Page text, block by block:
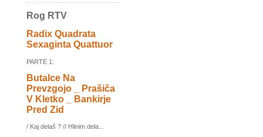
Rog RTV
Radix Quadrata
Sexaginta Quattuor
PARTE 1:
Butalce Na
Prevzgojo _ Prašiča
V Kletko _ Bankirje
Pred Zid
/ Kaj delaš ? // Hlinim dela...